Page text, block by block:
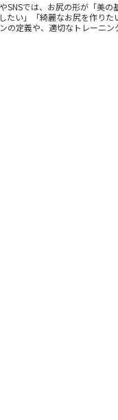
SNSでは、お尻の形が「美の
たい」「綺麗なお尻を作りた
の定義や、適切なトレーニ